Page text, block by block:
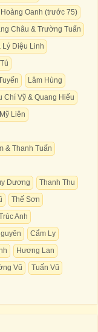
Oanh (trước 75)
Châu & Trường Tuấn
Lý Diệu Linh
Lâm Hùng
Chí Vỹ & Quang Hiếu
Mỹ Liên
& Thanh Tuấn
Dương
Thanh Thu
Thế Sơn
Anh
Cẩm Ly
Hương Lan
Vũ
Tuấn Vũ